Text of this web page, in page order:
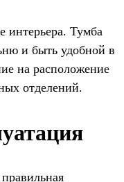
интерьера. Тумба
и быть удобной в
на расположение
отделений.